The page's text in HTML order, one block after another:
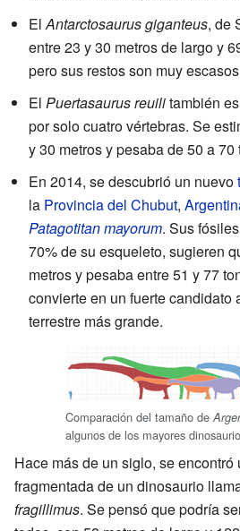
ElAntarctosaurus giganteus, de
entre 23 y 30 metros de largo y
pero sus restos son muy
El Puertasaurus reuilitambién
por solo cuatro vértebras. Se
y 30 metros y pesaba de 50 a 70
En 2014, se descubrió un nuevo
la Provincia del Chubut,
Patagotitan mayorum. Sus
70% de su esqueleto, sugieren
metros y pesaba entre 51 y 77
convierte en un fuerte candidato
terrestre más grande.
Comparación del tamaño de
algunos de los mayores
Hace más de un siglo, se encontró
fragmentada de un dinosaurio
fragillimus. Se pensó que podría